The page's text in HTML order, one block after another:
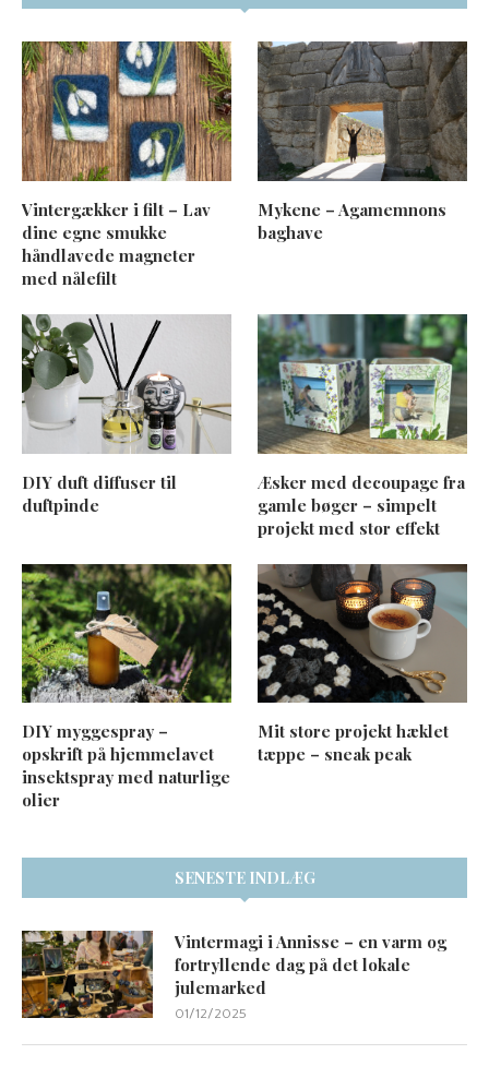
Vintergækker i filt – Lav
dine egne smukke
håndlavede magneter
med nålefilt
Mykene – Agamemnons
baghave
DIY duft diffuser til
duftpinde
Æsker med decoupage fra
gamle bøger – simpelt
projekt med stor effekt
DIY myggespray –
opskrift på hjemmelavet
insektspray med naturlige
olier
Mit store projekt hæklet
tæppe – sneak peak
SENESTE INDLÆG
Vintermagi i Annisse – en varm og
fortryllende dag på det lokale
julemarked
01/12/2025